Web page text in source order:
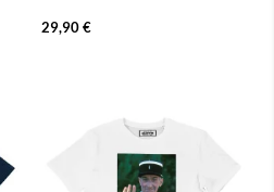
29,90 €